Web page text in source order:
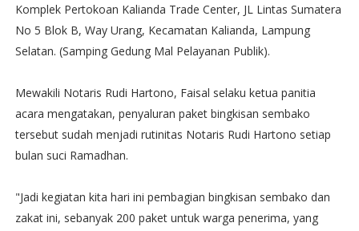
Komplek Pertokoan Kalianda Trade Center, JL Lintas Sumatera
No 5 Blok B, Way Urang, Kecamatan Kalianda, Lampung
Selatan. (Samping Gedung Mal Pelayanan Publik).
Mewakili Notaris Rudi Hartono, Faisal selaku ketua panitia
acara mengatakan, penyaluran paket bingkisan sembako
tersebut sudah menjadi rutinitas Notaris Rudi Hartono setiap
bulan suci Ramadhan.
"Jadi kegiatan kita hari ini pembagian bingkisan sembako dan
zakat ini, sebanyak 200 paket untuk warga penerima, yang